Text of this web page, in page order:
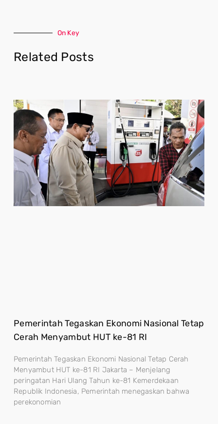
On Key
Related Posts
Pemerintah Tegaskan Ekonomi Nasional Tetap
Cerah Menyambut HUT ke-81 RI
Pemerintah Tegaskan Ekonomi Nasional Tetap Cerah
Menyambut HUT ke-81 RI Jakarta – Menjelang
peringatan Hari Ulang Tahun ke-81 Kemerdekaan
Republik Indonesia, Pemerintah menegaskan bahwa
perekonomian